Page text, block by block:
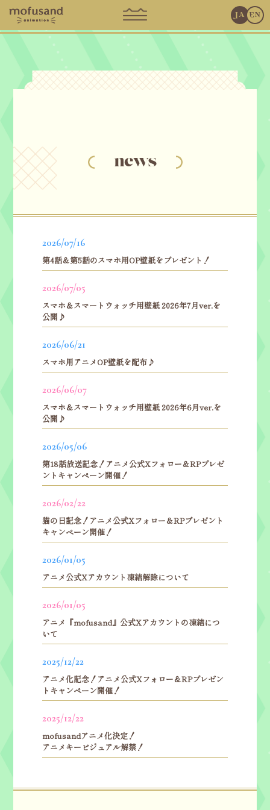
JA EN
news
2026/07/16
第4話＆第5話のスマホ用OP壁紙をプレゼント！
2026/07/05
スマホ＆スマートウォッチ用壁紙 2026年7月ver.を
公開♪
2026/06/21
スマホ用アニメOP壁紙を配布♪
2026/06/07
スマホ＆スマートウォッチ用壁紙 2026年6月ver.を
公開♪
2026/05/06
第18話放送記念！アニメ公式Xフォロー＆RPプレゼ
ントキャンペーン開催！
2026/02/22
猫の日記念！アニメ公式Xフォロー＆RPプレゼント
キャンペーン開催！
2026/01/05
アニメ公式Xアカウント 凍結解除について
2026/01/05
アニメ『mofusand』公式Xアカウントの凍結につ
いて
2025/12/22
アニメ化記念！アニメ公式Xフォロー＆RPプレゼン
トキャンペーン開催！
2025/12/22
mofusandアニメ化決定！
アニメキービジュアル解禁！